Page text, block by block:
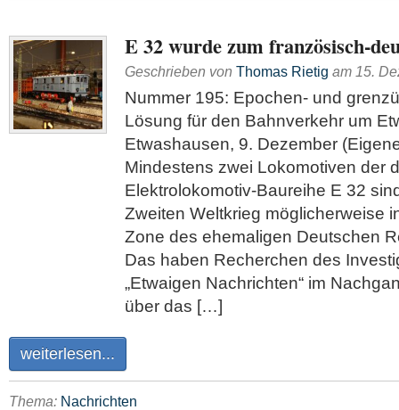
E 32 wurde zum französisch-
Geschrieben von Thomas Rietig am 15.
Nummer 195: Epochen- und
Lösung für den Bahnverkehr um
Etwashausen, 9. Dezember
Mindestens zwei Lokomotiven der
Elektrolokomotiv-Baureihe E 32
Zweiten Weltkrieg möglicher­weise
Zone des ehemaligen Deutschen
Das haben Recherchen des
„Etwaigen Nachrichten“ im
über das […]
weiterlesen...
Thema: Nachrichten